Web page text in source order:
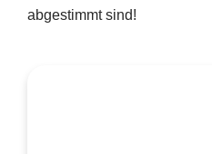
abgestimmt sind!